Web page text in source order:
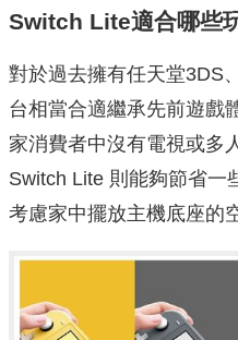
Switch Lite適合哪些
對於過去擁有任天堂3DS
台相當合適繼承先前遊戲
家消費者中沒有電視或多
Switch Lite 則能夠節省一
考慮家中擺放主機底座的